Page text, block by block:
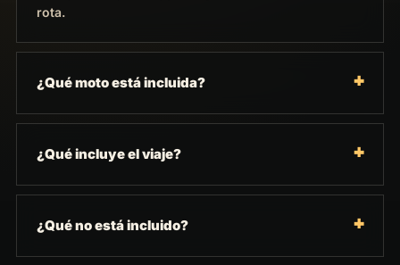
rota.
¿Qué moto está incluida?
¿Qué incluye el viaje?
¿Qué no está incluido?